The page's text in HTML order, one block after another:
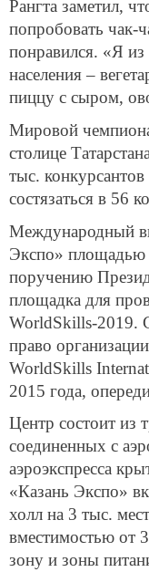
Рангта заметил,
попробовать чак-
понравился. «Я
населения –
пиццу с сыром,
Мировой
столице
тыс.
состязаться в 56
Международный
Экспо» площадью
поручению
площадка для
WorldSkills-2019.
право
WorldSkills
2015 года,
Центр состоит из
соединенных с
аэроэкспресса
«Казань Экспо»
холл на 3 тыс.
вместимостью от
зону и зоны